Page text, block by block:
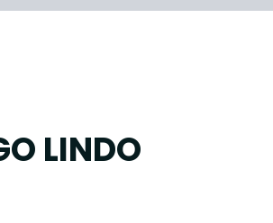
LINDO